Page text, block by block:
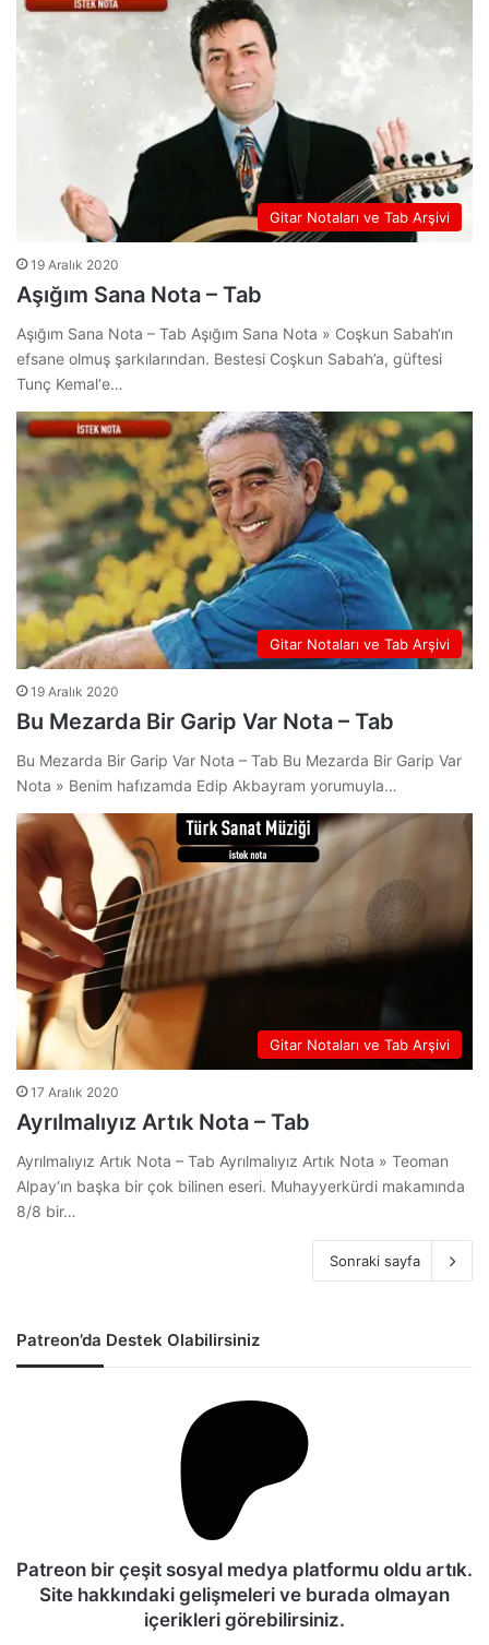
Gitar Notaları ve Tab Arşivi
19 Aralık 2020
Aşığım Sana Nota – Tab
Aşığım Sana Nota – Tab Aşığım Sana Nota » Coşkun Sabah‘ın
efsane olmuş şarkılarından. Bestesi Coşkun Sabah’a, güftesi
Tunç Kemal‘e…
Gitar Notaları ve Tab Arşivi
19 Aralık 2020
Bu Mezarda Bir Garip Var Nota – Tab
Bu Mezarda Bir Garip Var Nota – Tab Bu Mezarda Bir Garip Var
Nota » Benim hafızamda Edip Akbayram yorumuyla…
Gitar Notaları ve Tab Arşivi
17 Aralık 2020
Ayrılmalıyız Artık Nota – Tab
Ayrılmalıyız Artık Nota – Tab Ayrılmalıyız Artık Nota » Teoman
Alpay‘ın başka bir çok bilinen eseri. Muhayyerkürdi makamında
8/8 bir…
Sonraki sayfa
Patreon’da Destek Olabilirsiniz
Patreon bir çeşit sosyal medya platformu oldu artık.
Site hakkındaki gelişmeleri ve burada olmayan
içerikleri görebilirsiniz.